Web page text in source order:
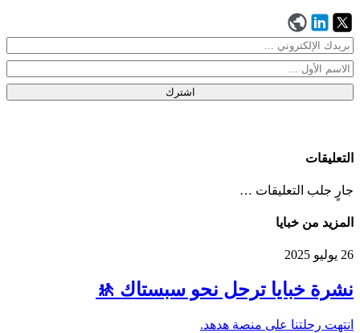
اشترك
التعليقات
جارٍ جلب التعليقات …
المزيد من خبايا
26 يوليو 2025
نشرة خبايا ترحل نحو سبستاك 🚸
انتهت رحلتنا على منصة هدهد.